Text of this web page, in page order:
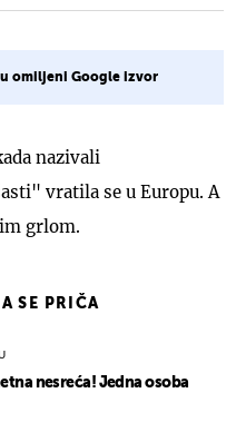
u omiljeni Google izvor
nazivali
vratila se u Europu. A
grlom.
SE PRIČA
nesreća! Jedna osoba